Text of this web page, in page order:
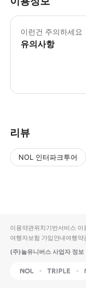
이런건 주의하세요
유의사항
리뷰
NOL 인터파크투어
입니
다.
순
상
이용약관위치기반서비스 이
여행자보험 가입안내여행약
(주)놀유니버스 사업자 정보
NOL Triple